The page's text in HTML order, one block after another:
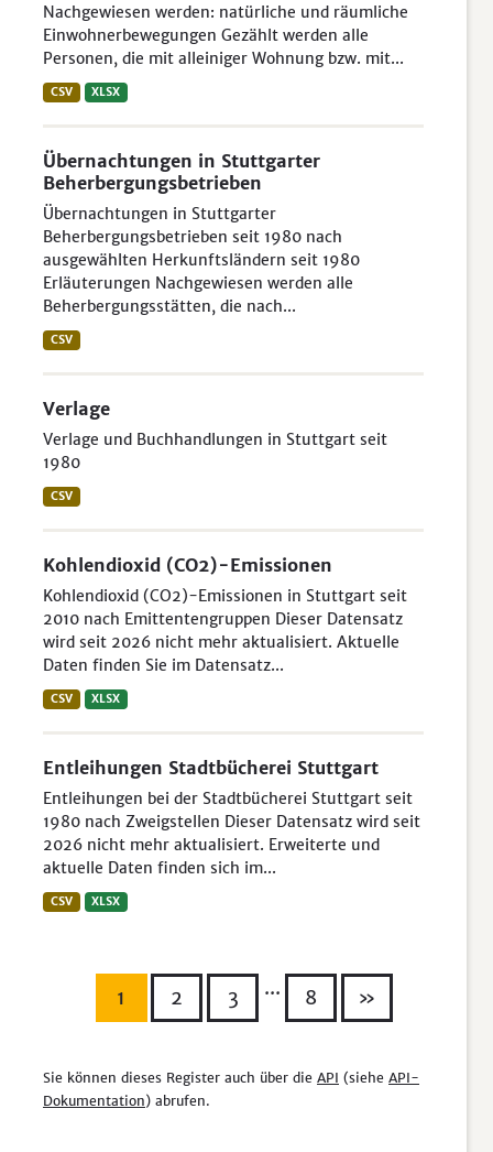
Nachgewiesen werden: natürliche und räumliche
Einwohnerbewegungen Gezählt werden alle
Personen, die mit alleiniger Wohnung bzw. mit...
CSV XLSX
Übernachtungen in Stuttgarter
Beherbergungsbetrieben
Übernachtungen in Stuttgarter
Beherbergungsbetrieben seit 1980 nach
ausgewählten Herkunftsländern seit 1980
Erläuterungen Nachgewiesen werden alle
Beherbergungsstätten, die nach...
CSV
Verlage
Verlage und Buchhandlungen in Stuttgart seit
1980
CSV
Kohlendioxid (CO2)-Emissionen
Kohlendioxid (CO2)-Emissionen in Stuttgart seit
2010 nach Emittentengruppen Dieser Datensatz
wird seit 2026 nicht mehr aktualisiert. Aktuelle
Daten finden Sie im Datensatz...
CSV XLSX
Entleihungen Stadtbücherei Stuttgart
Entleihungen bei der Stadtbücherei Stuttgart seit
1980 nach Zweigstellen Dieser Datensatz wird seit
2026 nicht mehr aktualisiert. Erweiterte und
aktuelle Daten finden sich im...
CSV XLSX
1 2 3 ... 8 »
Sie können dieses Register auch über die API (siehe API-
Dokumentation) abrufen.